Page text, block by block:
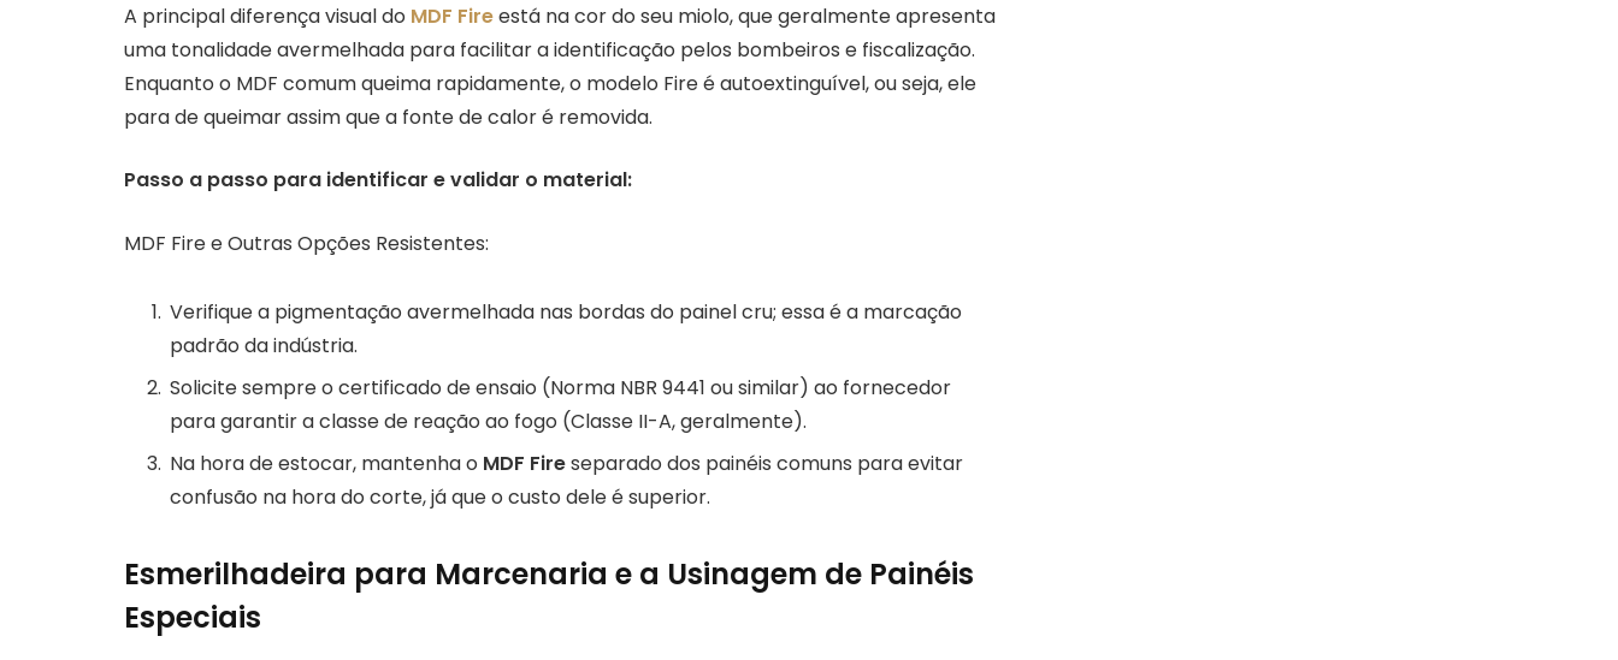
A principal diferença visual do MDF Fireestá na cor do seu miolo, que geralmente apresenta
uma tonalidade avermelhada para facilitar a identificação pelos bombeiros e fiscalização.
Enquanto o MDF comum queima rapidamente, o modelo Fire é autoextinguível, ou seja, ele
para de queimar assim que a fonte de calor é removida.
Passo a passo para identificar e validar o material:
MDF Fire e Outras Opções Resistentes:
Verifique a pigmentação avermelhada nas bordas do painel cru; essa é a marcação
padrão da indústria.
Solicite sempre o certificado de ensaio (Norma NBR 9441 ou similar) ao fornecedor
para garantir a classe de reação ao fogo (Classe II-A, geralmente).
Na hora de estocar, mantenha o MDF Fireseparado dos painéis comuns para evitar
confusão na hora do corte, já que o custo dele é superior.
Esmerilhadeira para Marcenaria e a Usinagem de Painéis
Especiais